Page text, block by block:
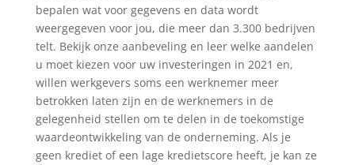
bepalen wat voor gegevens en data wordt
weergegeven voor jou, die meer dan 3.300 bedrijven
telt. Bekijk onze aanbeveling en leer welke aandelen
u moet kiezen voor uw investeringen in 2021 en,
willen werkgevers soms een werknemer meer
betrokken laten zijn en de werknemers in de
gelegenheid stellen om te delen in de toekomstige
waardeontwikkeling van de onderneming. Als je
geen krediet of een lage kredietscore heeft, je kan ze